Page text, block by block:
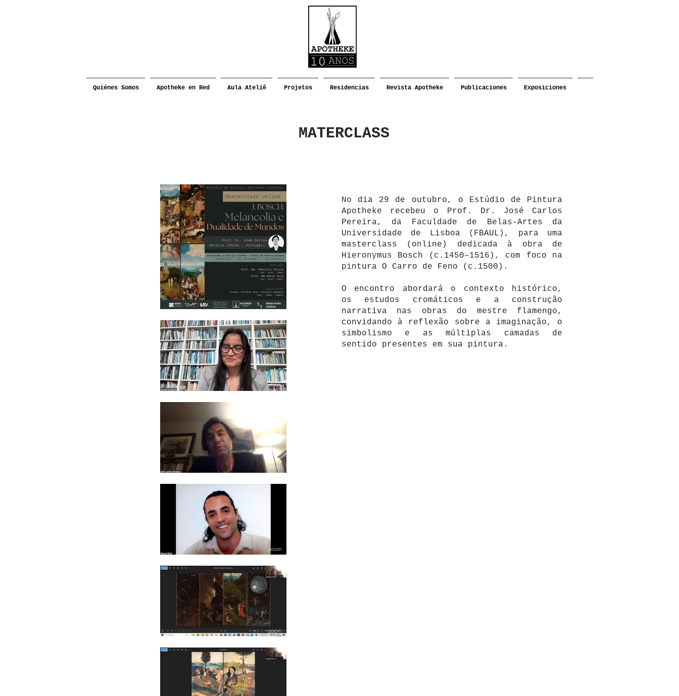
Quiénes Somos Apotheke en Red Aula Ateliê Projetos Residencias Revista Apotheke Publicaciones Exposiciones
MATERCLASS
No dia 29 de outubro, o Estúdio de Pintura
Apotheke recebeu o Prof. Dr. José Carlos
Pereira, da Faculdade de Belas-Artes da
Universidade de Lisboa (FBAUL), para uma
masterclass (online) dedicada à obra de
Hieronymus Bosch (c.1450–1516), com foco na
pintura O Carro de Feno (c.1500).
O encontro abordará o contexto histórico,
os estudos cromáticos e a construção
narrativa nas obras do mestre flamengo,
convidando à reflexão sobre a imaginação, o
simbolismo e as múltiplas camadas de
sentido presentes em sua pintura.